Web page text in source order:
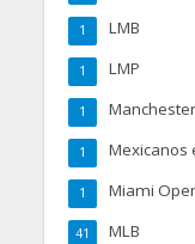
LMB
1
LMP
1
1
Mexicanos
1
Miami
1
MLB
41